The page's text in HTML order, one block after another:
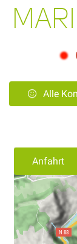
Alle
Anfahrt